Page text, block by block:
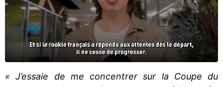
« J’essaie de me concentrer sur la Coupe du